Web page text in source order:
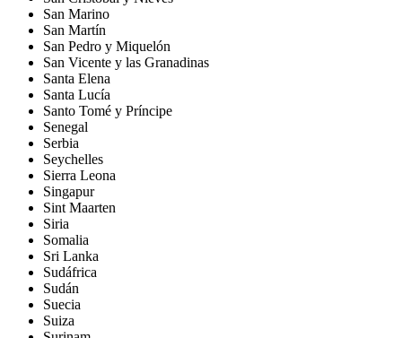
San Marino
San Martín
San Pedro y Miquelón
San Vicente y las Granadinas
Santa Elena
Santa Lucía
Santo Tomé y Príncipe
Senegal
Serbia
Seychelles
Sierra Leona
Singapur
Sint Maarten
Siria
Somalia
Sri Lanka
Sudáfrica
Sudán
Suecia
Suiza